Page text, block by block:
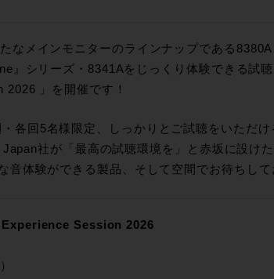
なメインモニターのラインナップである
』シリーズ・8341Aをじっくり体験できる試
」を開催です！
各回5名様限定、しっかりとご試聴をいただ
社が「最高の試聴環境を」と赤坂に設け
音体験ができる製品、そして空間でお待ちして
Session 2026